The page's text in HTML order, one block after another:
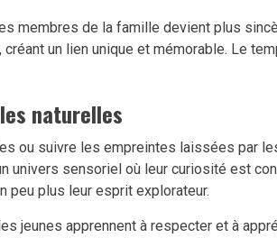
membres de la famille devient plus
un lien unique et mémorable. Le
naturelles
ou suivre les empreintes laissées par
univers sensoriel où leur curiosité est
peu plus leur esprit explorateur.
jeunes apprennent à respecter et à